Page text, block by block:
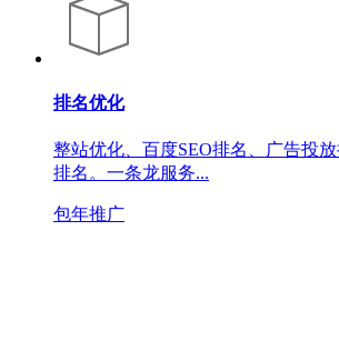
排名优化
整站优化、百度SEO排名、广告投
排名。一条龙服务...
包年推广